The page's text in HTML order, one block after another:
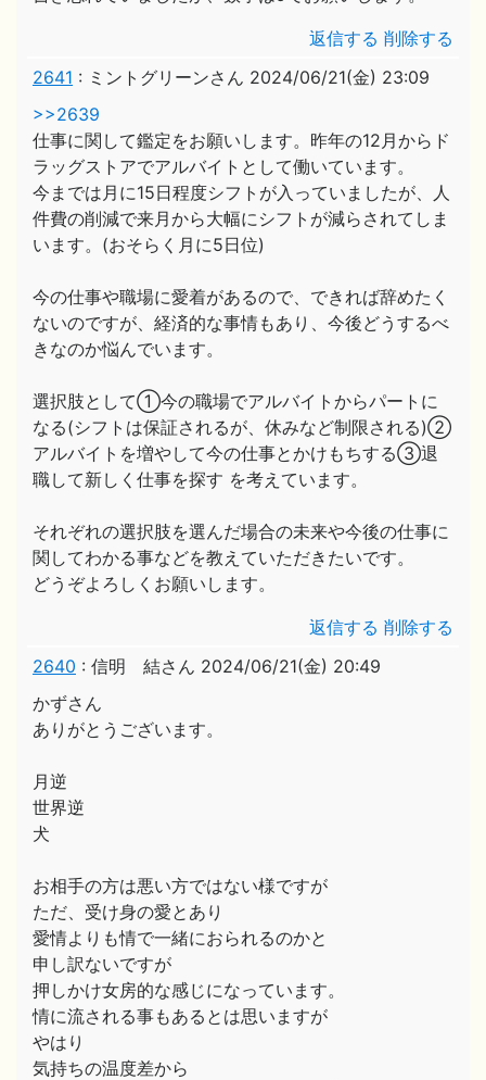
返信する 削除する
2641 : ミントグリーンさん 2024/06/21(金) 23:09
>>2639
仕事に関して鑑定をお願いします。昨年の12月からド
ラッグストアでアルバイトとして働いています。
今までは月に15日程度シフトが入っていましたが、人
件費の削減で来月から大幅にシフトが減らされてしま
います。(おそらく月に5日位)
今の仕事や職場に愛着があるので、できれば辞めたく
ないのですが、経済的な事情もあり、今後どうするべ
きなのか悩んでいます。
選択肢として①今の職場でアルバイトからパートに
なる(シフトは保証されるが、休みなど制限される)②
アルバイトを増やして今の仕事とかけもちする③退
職して新しく仕事を探す を考えています。
それぞれの選択肢を選んだ場合の未来や今後の仕事に
関してわかる事などを教えていただきたいです。
どうぞよろしくお願いします。
返信する 削除する
2640 : 信明 結さん 2024/06/21(金) 20:49
かずさん
ありがとうございます。
月逆
世界逆
犬
お相手の方は悪い方ではない様ですが
ただ、受け身の愛とあり
愛情よりも情で一緒におられるのかと
申し訳ないですが
押しかけ女房的な感じになっています。
情に流される事もあるとは思いますが
やはり
気持ちの温度差から